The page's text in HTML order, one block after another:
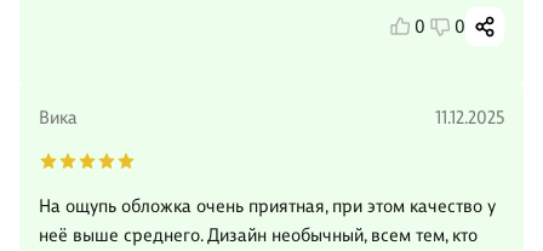
0 0
Вика 11.12.2025
На ощупь обложка очень приятная, при этом качество у
неё выше среднего. Дизайн необычный, всем тем, кто